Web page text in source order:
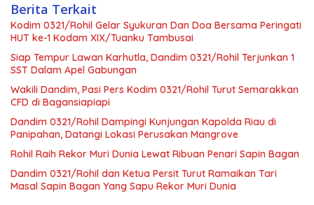
Berita Terkait
Kodim 0321/Rohil Gelar Syukuran Dan Doa Bersama Peringati
HUT ke-1 Kodam XIX/Tuanku Tambusai
Siap Tempur Lawan Karhutla, Dandim 0321/Rohil Terjunkan 1
SST Dalam Apel Gabungan
Wakili Dandim, Pasi Pers Kodim 0321/Rohil Turut Semarakkan
CFD di Bagansiapiapi
Dandim 0321/Rohil Dampingi Kunjungan Kapolda Riau di
Panipahan, Datangi Lokasi Perusakan Mangrove
Rohil Raih Rekor Muri Dunia Lewat Ribuan Penari Sapin Bagan
Dandim 0321/Rohil dan Ketua Persit Turut Ramaikan Tari
Masal Sapin Bagan Yang Sapu Rekor Muri Dunia